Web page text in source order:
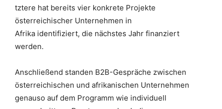
tztere hat bereits vier konkrete Projekte
österreichischer Unternehmen in
Afrika identifiziert, die nächstes Jahr finanziert
werden.
Anschließend standen B2B-Gespräche zwischen
österreichischen und afrikanischen Unternehmen
genauso auf dem Programm wie individuell